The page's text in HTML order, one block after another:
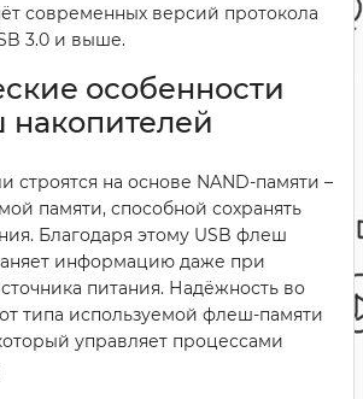
современных версий протокола
3.0 и выше.
особенности
накопителей
строятся на основе NAND-памяти –
памяти, способной сохранять
Благодаря этому USB флеш
информацию даже при
питания. Надёжность во
типа используемой флеш-памяти
управляет процессами